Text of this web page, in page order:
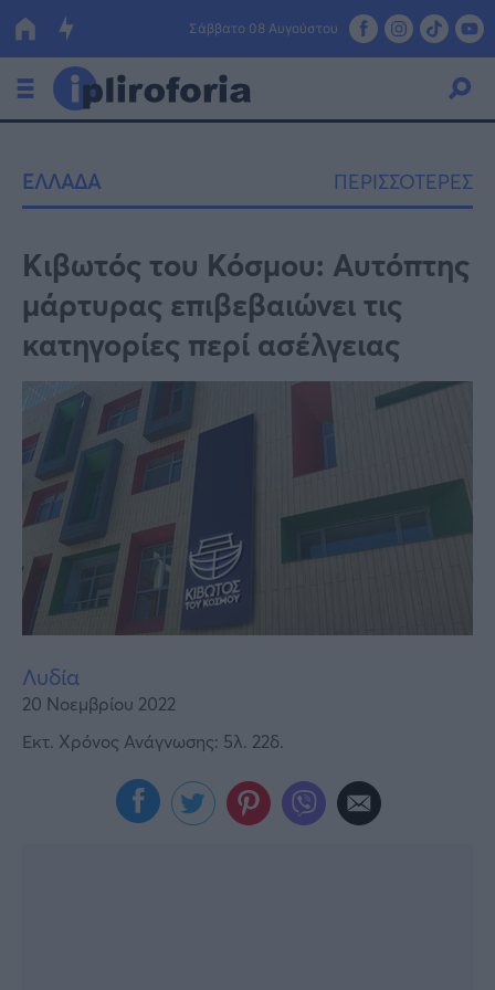
Σάββατο 08 Αυγούστου
Οικονομία
Πολιτική
Τράπεζες
Επιδοτήσεις
ΕΣΠΑ
Κόσμος
Lifestyle
Αθλητικά
Υγεία
Γυναίκα
Καιρός
ΕΛΛΑΔΑ ΠΕΡΙΣΣΟΤΕΡΕΣ
Κιβωτός του Κόσμου: Αυτόπτης
μάρτυρας επιβεβαιώνει τις
κατηγορίες περί ασέλγειας
Λυδία
20 Νοεμβρίου 2022
Εκτ. Χρόνος Ανάγνωσης: 5λ. 22δ.